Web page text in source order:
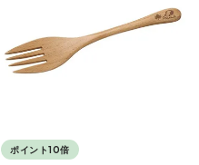
ポイント10倍